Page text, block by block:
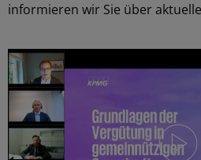
informieren wir Sie über